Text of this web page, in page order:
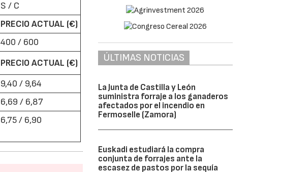
S / C
PRECIO ACTUAL (€)
400 / 600
PRECIO ACTUAL (€)
9,40 / 9,64
6,69 / 6,87
6,75 / 6,90
ÚLTIMAS NOTICIAS
La Junta de Castilla y León
suministra forraje a los ganaderos
afectados por el incendio en
Fermoselle (Zamora)
Euskadi estudiará la compra
conjunta de forrajes ante la
escasez de pastos por la sequía